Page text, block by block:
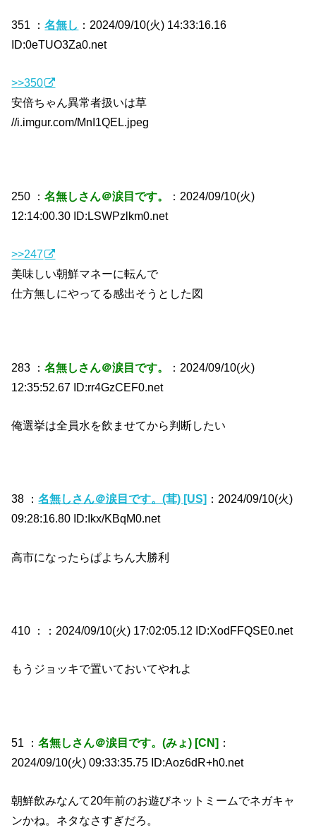
351 ：名無し ：2024/09/10(火) 14:33:16.16
ID:0eTUO3Za0.net
>>350
安倍ちゃん異常者扱いは草
//i.imgur.com/MnI1QEL.jpeg
250 ：名無しさん＠涙目です。
：2024/09/10(火)
12:14:00.30 ID:LSWPzlkm0.net
>>247
美味しい朝鮮マネーに転んで
仕方無しにやってる感出そうとした図
283 ：名無しさん＠涙目です。
：2024/09/10(火)
12:35:52.67 ID:rr4GzCEF0.net
俺選挙は全員水を飲ませてから判断したい
38 ：名無しさん＠涙目です。(茸) [US] ：2024/09/10(火)
09:28:16.80 ID:Ikx/KBqM0.net
高市になったらぱよちん大勝利
410 ： ：2024/09/10(火) 17:02:05.12 ID:XodFFQSE0.net
もうジョッキで置いておいてやれよ
51 ：名無しさん＠涙目です。(みょ) [CN] ：
2024/09/10(火) 09:33:35.75 ID:Aoz6dR+h0.net
朝鮮飲みなんて20年前のお遊びネットミームでネガキャ
ンかね。ネタなさすぎだろ。